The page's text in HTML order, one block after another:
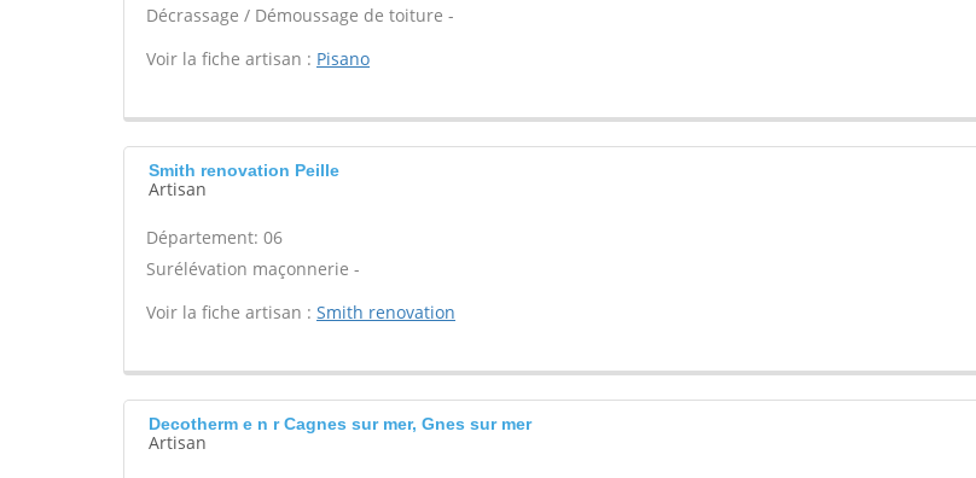
Décrassage / Démoussage de toiture -
Voir la fiche artisan : Pisano
Smith renovation Peille
Artisan
Département: 06
Surélévation maçonnerie -
Voir la fiche artisan : Smith renovation
Decotherm e n r Cagnes sur mer, Gnes sur mer
Artisan